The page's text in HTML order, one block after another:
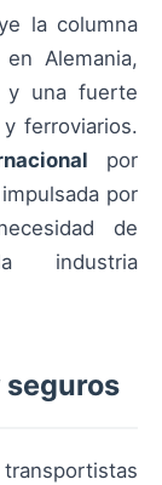
la columna
Alemania,
y una fuerte
ferroviarios.
por
por
de
industria